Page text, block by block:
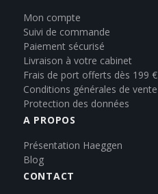
Mon compte
Suivi de commande
Paiement sécurisé
Livraison à votre cabinet
Frais de port offerts dès 199 €
Conditions générales de vente
Protection des données
A PROPOS
Présentation Haeggen
Blog
CONTACT